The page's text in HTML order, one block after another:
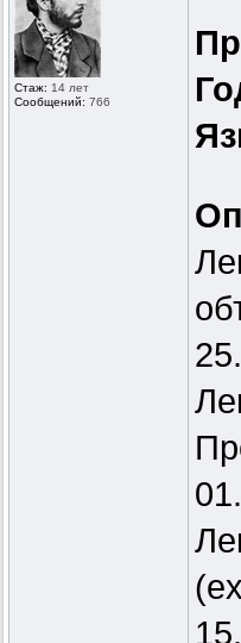
Стаж: 14 лет
Сообщений: 766